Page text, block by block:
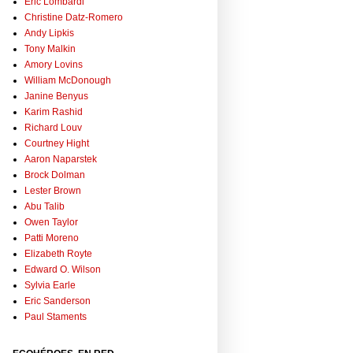
Christine Datz-Romero
Andy Lipkis
Tony Malkin
Amory Lovins
William McDonough
Janine Benyus
Karim Rashid
Richard Louv
Courtney Hight
Aaron Naparstek
Brock Dolman
Lester Brown
Abu Talib
Owen Taylor
Patti Moreno
Elizabeth Royte
Edward O. Wilson
Sylvia Earle
Eric Sanderson
Paul Staments